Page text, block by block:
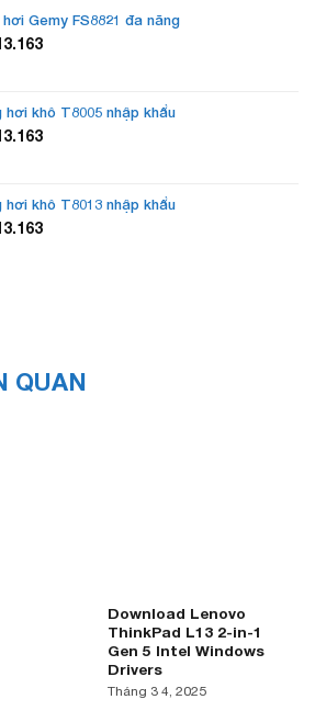
Gemy FS8821 đa năng
hơi khô T8005 nhập khẩu
hơi khô T8013 nhập khẩu
QUAN
Download Lenovo
ThinkPad L13 2-in-1
Gen 5 Intel Windows
Drivers
Tháng 3 4, 2025